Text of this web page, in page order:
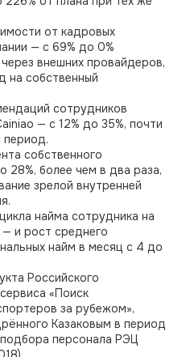
от кадровых
— с 69% до 0%
внешних провайдеров,
на собственный
сотрудников
— с 12% до 35%, почти
период.
собственного
28%, более чем в два раза,
зрелой внутренней
найма сотрудника на
и рост среднего
найм в месяц с 4 до
Российского
«Поиск
за рубежом»,
Казаковым в период
персонала РЭЦ